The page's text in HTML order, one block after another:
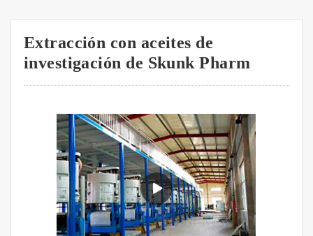
Extracción con aceites de
investigación de Skunk Pharm